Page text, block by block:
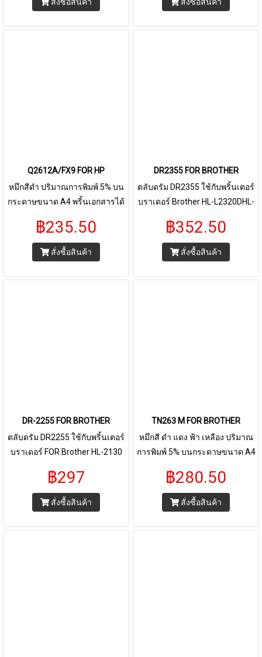
สั่งซื้อสินค้า
SP220SFNW SP201N SP201NW
P203S SP204SF8 SP204SFN
สั่งซื้อสินค้า
Q2612A/FX9 FOR HP
หมึกสีดำ ปริมาณการพิมพ์ 5% บน
กระดาษขนาด A4 พริ้นเอกสารได้
1010 1012 1015 1018 1020
1022 1022N 1022NW 3015 3020
3030 3050 3052 3055 AIO3052
3052 3055 M1005 1005 MFP
฿235.50
สั่งซื้อสินค้า
DR2355 FOR BROTHER
ตลับดรัม DR2355 ใช้กับพริ้นเตอร์
บราเดอร์ Brother HL-L2320DHL-
L2520D DCP-L2540DWMFC-
L2700DMFC-L2700DWMFC-
L2740DW
฿352.50
สั่งซื้อสินค้า
DR-2255 FOR BROTHER
ตลับดรัม DR2255 ใช้กับพริ้นเตอร์
บราเดอร์ FOR Brother HL-2130
7055 7060D MFC-7360 7470D
7860DW รองรับการปริ้น 13,000
แผ่น
฿297
สั่งซื้อสินค้า
TN263 M FOR BROTHER
หมึกสี ดำ แดง ฟ้า เหลือง ปริมาณ
การพิมพ์ 5% บนกระดาษขนาด A4
ตลับหมึกเลเซอร์ TN 263 รุ่น
ปริ้นเตอร์ที่รองรับ Brother • HL-
3230CDN • HL-3270CDW • DCP-
3551CDW • MFC-3750CDW •
฿280.50
สั่งซื้อสินค้า